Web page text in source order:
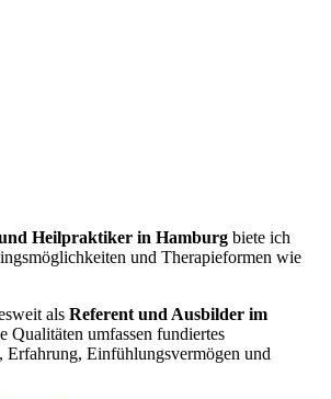
Heilpraktiker in Hamburg biete ich
und Therapieformen wie
als Referent und Ausbilder im
Qualitäten umfassen fundiertes
Erfahrung, Einfühlungsvermögen und